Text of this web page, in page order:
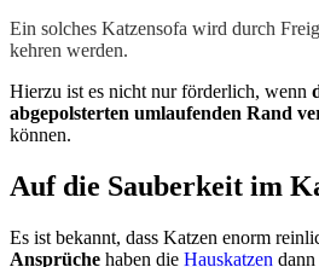
Ein solches Katzensofa wird durch
kehren werden.
Hierzu ist es nicht nur förderlich, wenn
abgepolsterten umlaufenden Rand
können.
Auf die Sauberkeit im
Es ist bekannt, dass Katzen enorm
Ansprüche haben die Hauskatzen